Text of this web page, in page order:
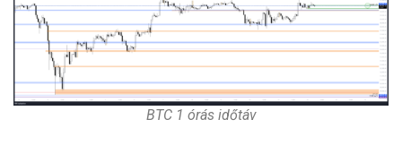
BTC 1 órás időtáv